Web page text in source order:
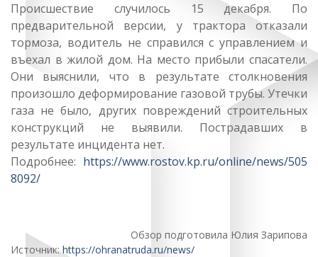
Происшествие случилось 15 декабря. По
предварительной версии, у трактора отказали
тормоза, водитель не справился с управлением и
въехал в жилой дом. На место прибыли спасатели.
Они выяснили, что в результате столкновения
произошло деформирование газовой трубы. Утечки
газа не было, других повреждений строительных
конструкций не выявили. Пострадавших в
результате инцидента нет.
Подробнее: https://www.rostov.kp.ru/online/news/505
8092/
Обзор подготовила Юлия Зарипова
Источник:https://ohranatruda.ru/news/